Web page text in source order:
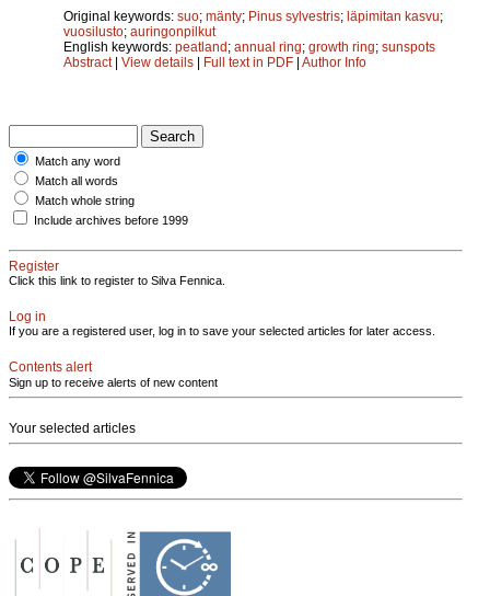
Original keywords: suo; mänty; Pinus sylvestris; läpimitan kasvu;
vuosilusto; auringonpilkut
English keywords: peatland ; annual ring; growth ring; sunspots
Abstract| View details Full text in PDF Author Info
Match any word
Match all words
Match whole string
Include archives before 1999
Register
Click this link to register to Silva Fennica.
Log in
If you are a registered user, log in to save your selected articles for later access.
Contents alert
Sign up to receive alerts of new content
Your selected articles